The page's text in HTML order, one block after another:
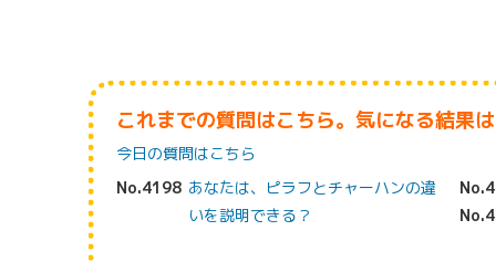
これまでの質問はこちら。気になる結果
今日の質問はこちら
No.4198 あなたは、ピラフとチャーハンの違
いを説明できる？